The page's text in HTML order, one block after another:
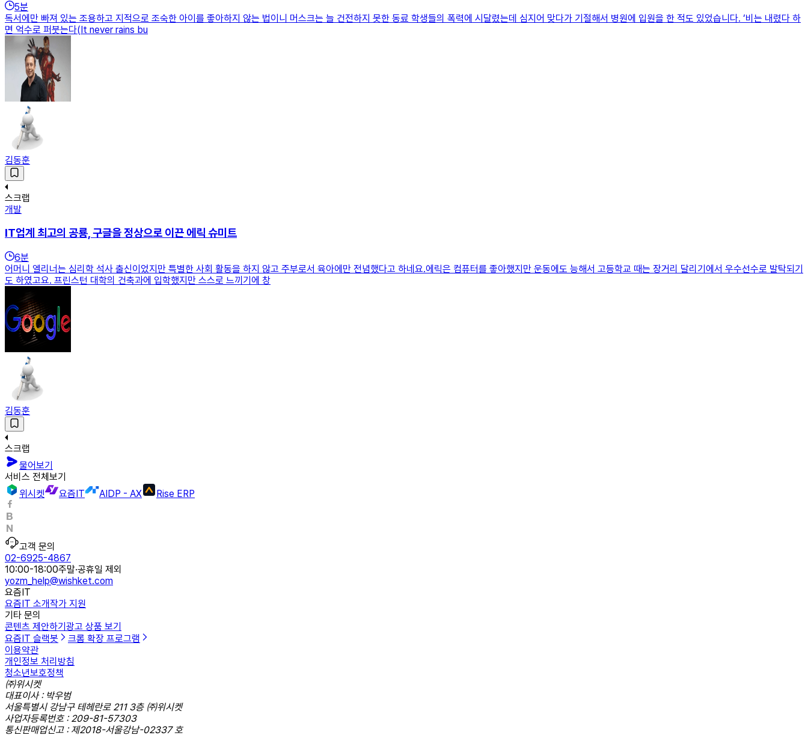
5분
독서에만 빠져 있는 조용하고 지적으로 조숙한 아이를 좋아하지 않는 법이니 머스크는 늘 건전하지 못한 동료 학생들의 폭력에 시달렸는데 심지어 맞다가 기절해서 병원에 입원을 한 적도 있었습니다. ‘비는 내렸다 하
면 억수로 퍼붓는다(It never rains bu
김동훈
스크랩
개발
IT업계 최고의 공룡, 구글을 정상으로 이끈 에릭 슈미트
6분
어머니 엘리너는 심리학 석사 출신이었지만 특별한 사회 활동을 하지 않고 주부로서 육아에만 전념했다고 하네요.에릭은 컴퓨터를 좋아했지만 운동에도 능해서 고등학교 때는 장거리 달리기에서 우수선수로 발탁되기
도 하였고요. 프린스턴 대학의 건축과에 입학했지만 스스로 느끼기에 창
김동훈
스크랩
물어보기
서비스 전체보기
위시켓
요즘IT AIDP - AX Rise ERP
고객 문의
02-6925-4867
10:00-18:00주말·공휴일 제외
yozm_help@wishket.com
요즘IT
요즘IT 소개작가 지원
기타 문의
콘텐츠 제안하기 광고 상품 보기
요즘IT 슬랙봇
크롬 확장 프로그램
이용약관
개인정보 처리방침
청소년보호정책
㈜위시켓
대표이사 : 박우범
서울특별시 강남구 테헤란로 211 3층 ㈜위시켓
사업자등록번호 : 209-81-57303
통신판매업신고 : 제2018-서울강남-02337 호